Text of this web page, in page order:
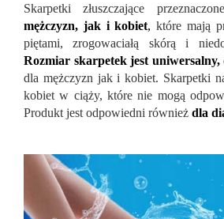
Skarpetki złuszczające
mężczyzn, jak i kobiet, które mają
piętami, zrogowaciałą skórą i
Rozmiar skarpetek jest uniwersalny,
dla mężczyzn jak i kobiet. Skarpetki
kobiet w ciąży, które nie mogą
Produkt jest odpowiedni również dla